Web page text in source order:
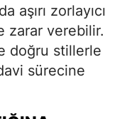
aşırı zorlayıcı
zarar verebilir.
doğru stillerle
sürecine